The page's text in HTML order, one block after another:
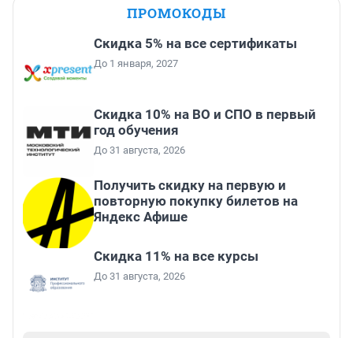
ПРОМОКОДЫ
Скидка 5% на все сертификаты
До 1 января, 2027
Скидка 10% на ВО и СПО в первый
год обучения
До 31 августа, 2026
Получить скидку на первую и
повторную покупку билетов на
Яндекс Афише
Скидка 11% на все курсы
До 31 августа, 2026